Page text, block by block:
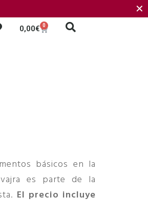
0,00€ 0
✕
básicos en la
es parte de la
El precio incluye